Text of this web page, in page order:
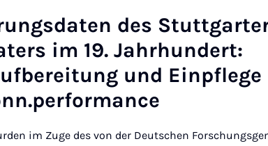
des
im 19. Jahrhundert:
und Einpflege
im Zuge des von der Deutschen